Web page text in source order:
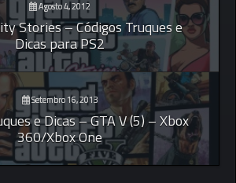
Agosto 4, 2012
Stories – Códigos Truques e
Dicas para PS2
Setembro 16, 2013
e Dicas – GTA V (5) – Xbox
360/Xbox One